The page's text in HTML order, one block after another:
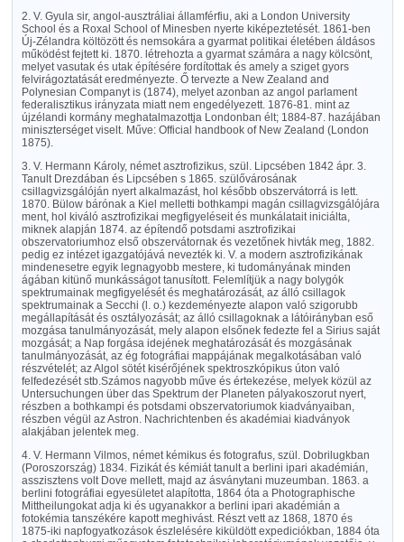
2. V. Gyula sir, angol-ausztráliai államférfiu, aki a London University
School és a Roxal School of Minesben nyerte kiképeztetését. 1861-ben
Új-Zélandra költözött és nemsokára a gyarmat politikai életében áldásos
működést fejtett ki. 1870. létrehozta a gyarmat számára a nagy kölcsönt,
melyet vasutak és utak építésére fordítottak és amely a sziget gyors
felvirágoztatását eredményezte. Ő tervezte a New Zealand and
Polynesian Companyt is (1874), melyet azonban az angol parlament
federalisztikus irányzata miatt nem engedélyezett. 1876-81. mint az
újzélandi kormány meghatalmazottja Londonban élt; 1884-87. hazájában
miniszterséget viselt. Műve: Official handbook of New Zealand (London
1875).
3. V. Hermann Károly, német asztrofizikus, szül. Lipcsében 1842 ápr. 3.
Tanult Drezdában és Lipcsében s 1865. szülővárosának
csillagvizsgálóján nyert alkalmazást, hol később obszervátorrá is lett.
1870. Bülow bárónak a Kiel melletti bothkampi magán csillagvizsgálójára
ment, hol kiváló asztrofizikai megfigyeléseit és munkálatait iniciálta,
miknek alapján 1874. az építendő potsdami asztrofizikai
obszervatoriumhoz első obszervátornak és vezetőnek hivták meg, 1882.
pedig ez intézet igazgatójává nevezték ki. V. a modern asztrofizikának
mindenesetre egyik legnagyobb mestere, ki tudományának minden
ágában kitünő munkásságot tanusított. Felemlítjük a nagy bolygók
spektrumainak megfigyelését és meghatározását, az álló csillagok
spektrumainak a Secchi (l. o.) kezdeményezte alapon való szigorubb
megállapítását és osztályozását; az álló csillagoknak a látóirányban eső
mozgása tanulmányozását, mely alapon elsőnek fedezte fel a Sirius saját
mozgását; a Nap forgása idejének meghatározását és mozgásának
tanulmányozását, az ég fotográfiai mappájának megalkotásában való
részvételét; az Algol sötét kisérőjének spektroszkópikus úton való
felfedezését stb.Számos nagyobb műve és értekezése, melyek közül az
Untersuchungen über das Spektrum der Planeten pályakoszorut nyert,
részben a bothkampi és potsdami obszervatoriumok kiadványaiban,
részben végül az Astron. Nachrichtenben és akadémiai kiadványok
alakjában jelentek meg.
4. V. Hermann Vilmos, német kémikus és fotografus, szül. Dobrilugkban
(Poroszország) 1834. Fizikát és kémiát tanult a berlini ipari akadémián,
asszisztens volt Dove mellett, majd az ásványtani muzeumban. 1863. a
berlini fotográfiai egyesületet alapította, 1864 óta a Photographische
Mittheilungokat adja ki és ugyanakkor a berlini ipari akadémián a
fotokémia tanszékére kapott meghivást. Részt vett az 1868, 1870 és
1875-iki napfogyatkozások észlelésére kiküldött expediciókban, 1884 óta